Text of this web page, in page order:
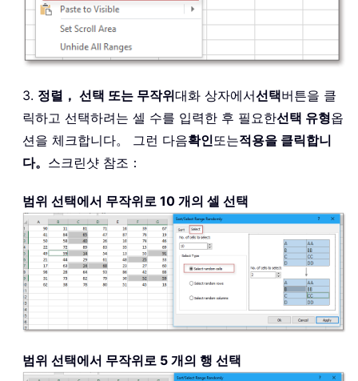
3. 정렬， 선택 또는 무작위대화 상자에서선택버튼을 클
릭하고 선택하려는 셀 수를 입력한 후 필요한선택 유형옵
션을 체크합니다。 그런 다음확인또는적용을 클릭합니
다。 스크린샷 참조：
범위 선택에서 무작위로 10 개의 셀 선택
범위 선택에서 무작위로 5 개의 행 선택